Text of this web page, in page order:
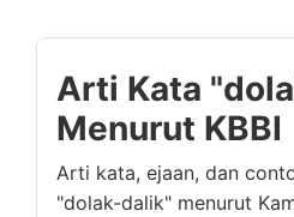
Arti Kata
Menurut KBBI
Arti kata, ejaan, dan
"dolak-dalik" menurut